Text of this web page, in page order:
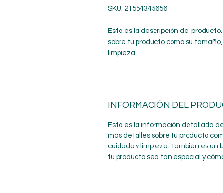
SKU: 21554345656
Esta es la descripción del
sobre tu producto como su
limpieza.
INFORMACIÓN DEL
Esta es la información detallada
más detalles sobre tu producto
cuidado y limpieza. También es un
tu producto sea tan especial y